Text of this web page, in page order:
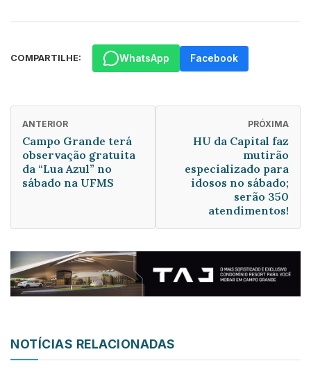
COMPARTILHE: WhatsApp Facebook
ANTERIOR
Campo Grande terá
observação gratuita
da “Lua Azul” no
sábado na UFMS
PRÓXIMA
HU da Capital faz
mutirão
especializado para
idosos no sábado;
serão 350
atendimentos!
NOTÍCIAS RELACIONADAS